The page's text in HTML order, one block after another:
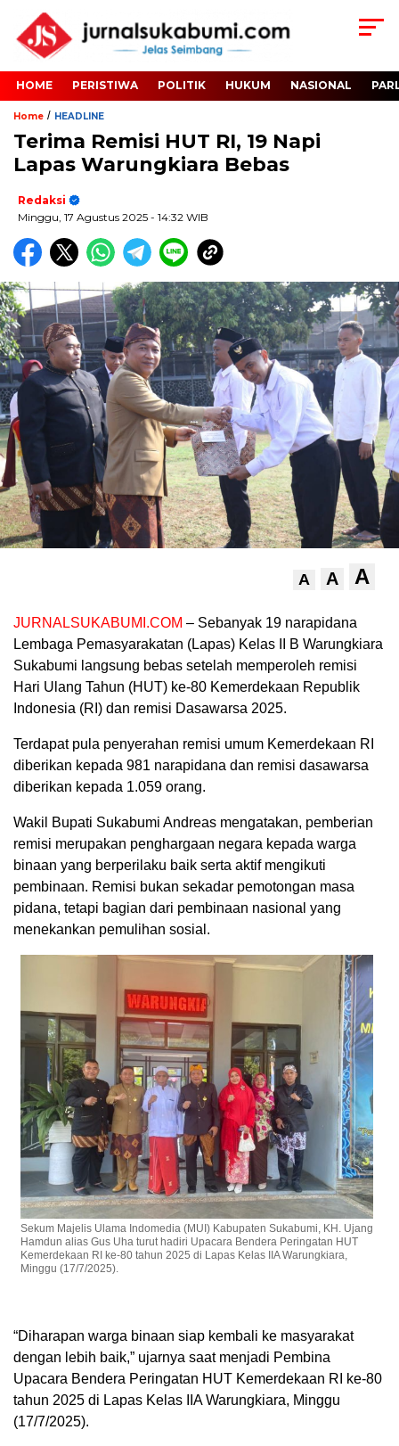
HOME PERISTIWA POLITIK HUKUM NASIONAL
Home / HEADLINE
Terima Remisi HUT RI, 19 Napi
Lapas Warungkiara Bebas
Redaksi
Minggu, 17 Agustus 2025 - 14:32 WIB
A A A
JURNALSUKABUMI.COM – Sebanyak 19 narapidana
Lembaga Pemasyarakatan (Lapas) Kelas II B Warungkiara
Sukabumi langsung bebas setelah memperoleh remisi
Hari Ulang Tahun (HUT) ke-80 Kemerdekaan Republik
Indonesia (RI) dan remisi Dasawarsa 2025.
Terdapat pula penyerahan remisi umum Kemerdekaan RI
diberikan kepada 981 narapidana dan remisi dasawarsa
diberikan kepada 1.059 orang.
Wakil Bupati Sukabumi Andreas mengatakan, pemberian
remisi merupakan penghargaan negara kepada warga
binaan yang berperilaku baik serta aktif mengikuti
pembinaan. Remisi bukan sekadar pemotongan masa
pidana, tetapi bagian dari pembinaan nasional yang
menekankan pemulihan sosial.
Sekum Majelis Ulama Indomedia (MUI) Kabupaten Sukabumi, KH. Ujang
Hamdun alias Gus Uha turut hadiri Upacara Bendera Peringatan HUT
Kemerdekaan RI ke-80 tahun 2025 di Lapas Kelas IIA Warungkiara,
Minggu (17/7/2025).
“Diharapan warga binaan siap kembali ke masyarakat
dengan lebih baik,” ujarnya saat menjadi Pembina
Upacara Bendera Peringatan HUT Kemerdekaan RI ke-80
tahun 2025 di Lapas Kelas IIA Warungkiara, Minggu
(17/7/2025).